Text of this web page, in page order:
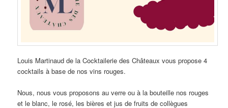
Louis Martinaud de la Cocktailerie des Châteaux vous propose 4
cocktails à base de nos vins rouges.
Nous, nous vous proposons au verre ou à la bouteille nos rouges
et le blanc, le rosé, les bières et jus de fruits de collègues